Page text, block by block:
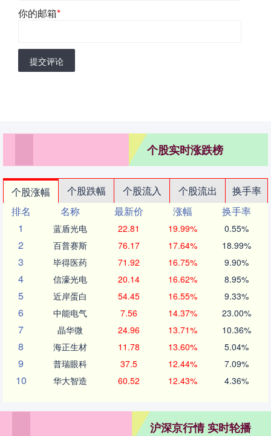
你的邮箱*
提交评论
个股实时涨跌榜
个股涨幅 个股跌幅 个股流入 个股流出
换手率
排名
名称 最新价 涨幅
换手率
1
蓝盾光电 22.81 19.99% 0.55%
2 百普赛斯 76.17 17.64% 18.99%
3 毕得医药 71.92 16.75% 9.90%
4 信濠光电 20.14 16.62% 8.95%
5 近岸蛋白 54.45 16.55% 9.33%
6 中能电气 7.56 14.37% 23.00%
7 晶华微 24.96 13.71% 10.36%
8 海正生材 11.78 13.60% 5.04%
9 普瑞眼科 37.5 12.44% 7.09%
10 华大智造 60.52 12.43% 4.36%
沪深京行情 实时轮播